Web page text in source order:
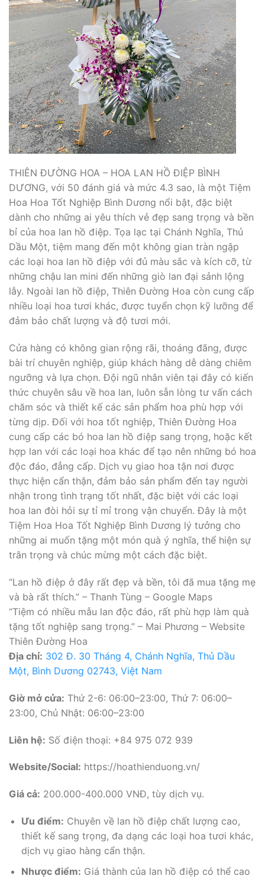
THIÊN ĐƯỜNG HOA – HOA LAN HỒ ĐIỆP BÌNH
DƯƠNG, với 50 đánh giá và mức 4.3 sao, là một Tiệm
Hoa Hoa Tốt Nghiệp Bình Dương nổi bật, đặc biệt
dành cho những ai yêu thích vẻ đẹp sang trọng và bền
bỉ của hoa lan hồ điệp. Tọa lạc tại Chánh Nghĩa, Thủ
Dầu Một, tiệm mang đến một không gian tràn ngập
các loại hoa lan hồ điệp với đủ màu sắc và kích cỡ, từ
những chậu lan mini đến những giò lan đại sảnh lộng
lẫy. Ngoài lan hồ điệp, Thiên Đường Hoa còn cung cấp
nhiều loại hoa tươi khác, được tuyển chọn kỹ lưỡng để
đảm bảo chất lượng và độ tươi mới.
Cửa hàng có không gian rộng rãi, thoáng đãng, được
bài trí chuyên nghiệp, giúp khách hàng dễ dàng chiêm
ngưỡng và lựa chọn. Đội ngũ nhân viên tại đây có kiến
thức chuyên sâu về hoa lan, luôn sẵn lòng tư vấn cách
chăm sóc và thiết kế các sản phẩm hoa phù hợp với
từng dịp. Đối với hoa tốt nghiệp, Thiên Đường Hoa
cung cấp các bó hoa lan hồ điệp sang trọng, hoặc kết
hợp lan với các loại hoa khác để tạo nên những bó hoa
độc đáo, đẳng cấp. Dịch vụ giao hoa tận nơi được
thực hiện cẩn thận, đảm bảo sản phẩm đến tay người
nhận trong tình trạng tốt nhất, đặc biệt với các loại
hoa lan đòi hỏi sự tỉ mỉ trong vận chuyển. Đây là một
Tiệm Hoa Hoa Tốt Nghiệp Bình Dương lý tưởng cho
những ai muốn tặng một món quà ý nghĩa, thể hiện sự
trân trọng và chúc mừng một cách đặc biệt.
“Lan hồ điệp ở đây rất đẹp và bền, tôi đã mua tặng mẹ
và bà rất thích.” – Thanh Tùng – Google Maps
“Tiệm có nhiều mẫu lan độc đáo, rất phù hợp làm quà
tặng tốt nghiệp sang trọng.” – Mai Phương – Website
Thiên Đường Hoa
Địa chỉ: 302 Đ. 30 Tháng 4, Chánh Nghĩa, Thủ Dầu
Một, Bình Dương 02743, Việt Nam
Giờ mở cửa: Thứ 2-6: 06:00–23:00, Thứ 7: 06:00–
23:00, Chủ Nhật: 06:00–23:00
Liên hệ: Số điện thoại: +84 975 072 939
Website/Social: https://hoathienduong.vn/
Giá cả: 200.000-400.000 VNĐ, tùy dịch vụ.
Ưu điểm: Chuyên về lan hồ điệp chất lượng cao,
thiết kế sang trọng, đa dạng các loại hoa tươi khác,
dịch vụ giao hàng cẩn thận.
Nhược điểm: Giá thành của lan hồ điệp có thể cao